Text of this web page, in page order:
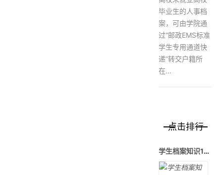
毕业生的人事档
案，可由学院通
过“邮政EMS标准
学生专用通道快
递”转交户籍所
在...
点击排行
学生档案知识1——大学毕业要走哪